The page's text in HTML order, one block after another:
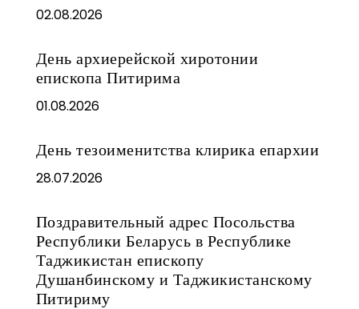
02.08.2026
День архиерейской хиротонии
епископа Питирима
01.08.2026
День тезоименитства клирика епархии
28.07.2026
Поздравительный адрес Посольства
Республики Беларусь в Республике
Таджикистан епископу
Душанбинскому и Таджикистанскому
Питириму